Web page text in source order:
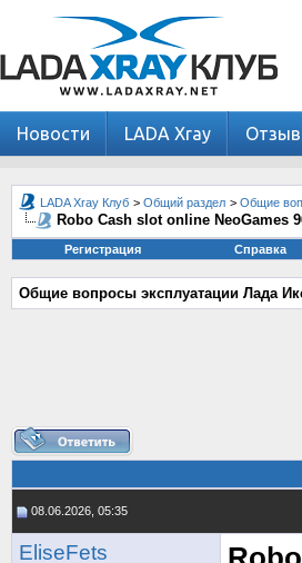
Новости LADA Xray
LADA Xray Клуб > Общий раздел > Общие
Robo Cash slot online NeoGames
Регистрация Справка
Общие вопросы эксплуатации Лада
08.06.2026, 05:35
EliseFets